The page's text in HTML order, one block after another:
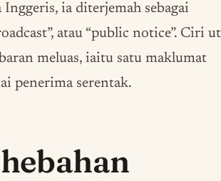
Inggeris, ia diterjemah sebagai
atau “public notice”. Ciri
meluas, iaitu satu maklumat
penerima serentak.